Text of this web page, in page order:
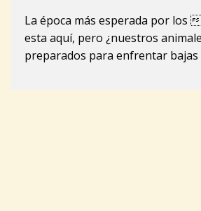
La época más esperada por los
esta aquí, pero ¿nuestros
preparados para enfrentar